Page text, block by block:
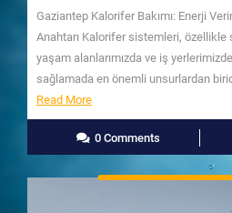
Gaziantep Kalorifer Bakımı: Enerji
Anahtarı Kalorifer sistemleri, özellikle
yaşam alanlarımızda ve iş
sağlamada en önemli unsurlardan
Read MoreRead
More
0 Comments